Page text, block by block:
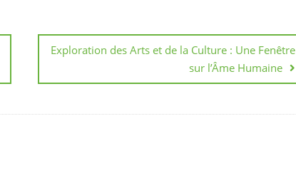
Exploration des Arts et de la Culture : Une Fenêtre
sur l’Âme Humaine